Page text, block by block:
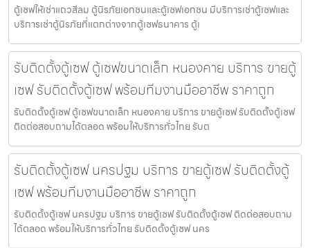
ตู้เซฟให้เช่าแถวสีลม ตู้นิรภัยเอกชนและตู้เซฟเอกชน มีบริการเช่าตู้เซฟและ
บริการเช่าตู้นิรภัยที่แตกต่างจากตู้เซฟธนาคาร ตู้เ
รับติดตั้งตู้เซฟ ตู้เซฟขนาดเล็ก หนองคาย บริการ ขายตู้
เซฟ รับติดตั้งตู้เซฟ พร้อมทีมงานมืออาชีพ ราคาถูก
รับติดตั้งตู้เซฟ ตู้เซฟขนาดเล็ก หนองคาย บริการ ขายตู้เซฟ รับติดตั้งตู้เซฟ
ติดต่อสอบถามได้ตลอด พร้อมให้บริการทั่วไทย รับต
รับติดตั้งตู้เซฟ นครปฐม บริการ ขายตู้เซฟ รับติดตั้งตู้
เซฟ พร้อมทีมงานมืออาชีพ ราคาถูก
รับติดตั้งตู้เซฟ นครปฐม บริการ ขายตู้เซฟ รับติดตั้งตู้เซฟ ติดต่อสอบถาม
ได้ตลอด พร้อมให้บริการทั่วไทย รับติดตั้งตู้เซฟ นคร